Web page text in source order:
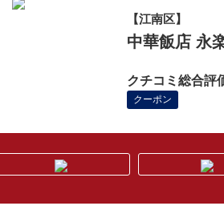
【江南区】
中華飯店 永
クチコミ総合評
クーポン